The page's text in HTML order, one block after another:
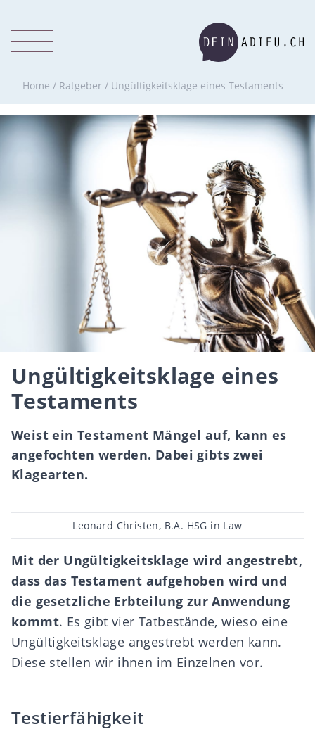
Home / Ratgeber / Ungültigkeitsklage eines Testaments
Ungültigkeitsklage eines
Testaments
Weist ein Testament Mängel auf, kann es
angefochten werden. Dabei gibts zwei
Klagearten.
Beitragsautor
Leonard Christen, B.A. HSG in Law
Mit der Ungültigkeitsklage wird angestrebt,
dass das Testament aufgehoben wird und
die gesetzliche Erbteilung zur Anwendung
kommt. Es gibt vier Tatbestände, wieso eine
Ungültigkeitsklage angestrebt werden kann.
Diese stellen wir ihnen im Einzelnen vor.
Testierfähigkeit